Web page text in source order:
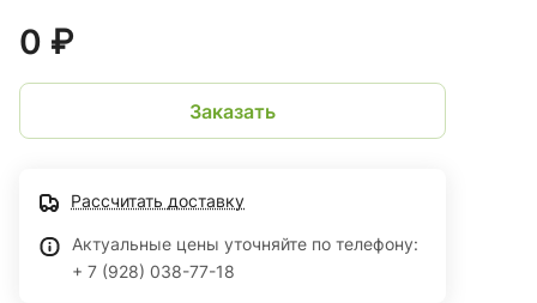
Сбор урожая: конец сентября.
0 ₽
Заказать
Рассчитать доставку
Актуальные цены уточняйте по телефону:
+ 7 (928) 038-77-18